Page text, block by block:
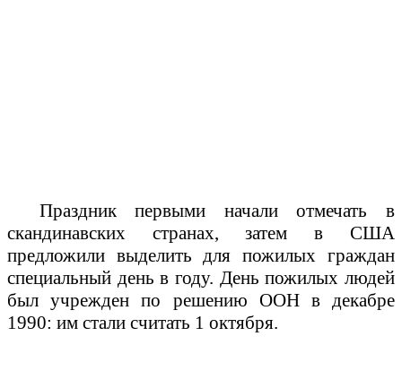
Праздник первыми начали отмечать в
скандинавских странах, затем в США
предложили выделить для пожилых граждан
специальный день в году. День пожилых людей
был учрежден по решению ООН в декабре
1990: им стали считать 1 октября.